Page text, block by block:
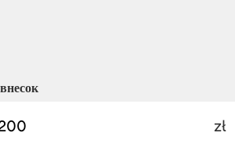
zł